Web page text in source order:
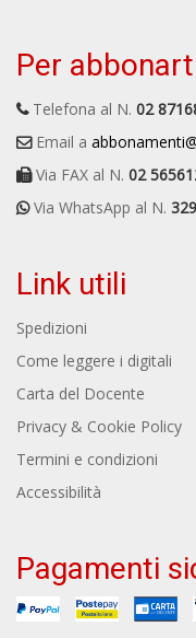
Per
Telefona al N. 02
Email a
Via FAX al N. 02
Via WhatsApp al N.
Link utili
Spedizioni
Come leggere i digitali
Carta del Docente
Privacy & Cookie Policy
Termini e condizioni
Accessibilità
Pagamenti